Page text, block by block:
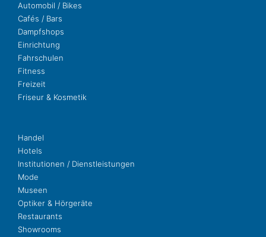
Auto­mo­bil / Bikes
Cafés / Bars
Dampf­shops
Ein­rich­tung
Fahr­schu­len
Fit­ness
Freizeit
Fri­seur & Kosmetik
Handel
Hotels
Insti­tu­tio­nen / Dienstleistungen
Mode
Museen
Opti­ker & Hörgeräte
Restau­rants
Show­rooms